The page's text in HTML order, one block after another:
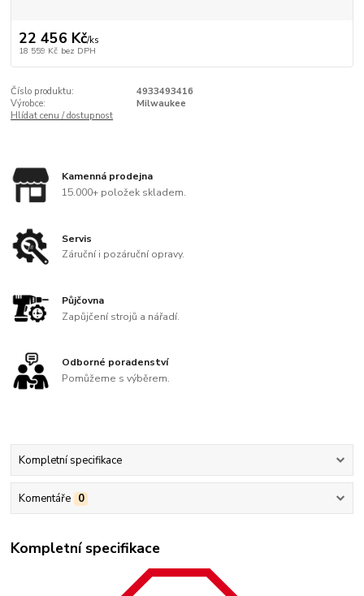
22 456 Kč/ks
18 559 Kč bez DPH
Číslo produktu:
4933493416
Výrobce:
Milwaukee
Hlídat cenu / dostupnost
Kamenná prodejna
15.000+ položek skladem.
Servis
Záruční i pozáruční opravy.
Půjčovna
Zapůjčení strojů a nářadí.
Odborné poradenství
Pomůžeme s výběrem.
Kompletní specifikace
Komentáře 0
Kompletní specifikace